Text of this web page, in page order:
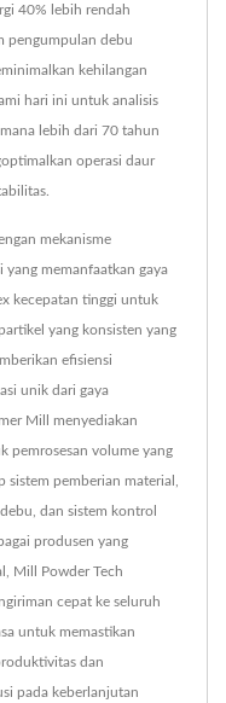
40% lebih rendah
pengumpulan debu
kehilangan
hari ini untuk analisis
lebih dari 70 tahun
operasi daur
mekanisme
yang memanfaatkan gaya
kecepatan tinggi untuk
yang konsisten yang
efisiensi
unik dari gaya
Mill menyediakan
pemrosesan volume yang
pemberian material,
dan sistem kontrol
produsen yang
Mill Powder Tech
cepat ke seluruh
untuk memastikan
dan
pada keberlanjutan